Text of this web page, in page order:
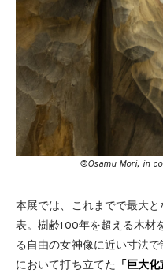
©Osamu Mori, in
本展では、これまでで最大
表。樹齢100年を超える木材
る自由の女神像に近い寸法
において打ち立てた 「巨大化